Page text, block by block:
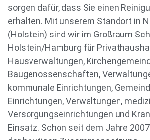
sorgen dafür, dass Sie einen
erhalten. Mit unserem Standort in
(Holstein) sind wir im Großraum
Holstein/Hamburg für
Hausverwaltungen,
Baugenossenschaften,
kommunale Einrichtungen,
Einrichtungen, Verwaltungen,
Versorgungseinrichtungen und
Einsatz. Schon seit dem Jahre